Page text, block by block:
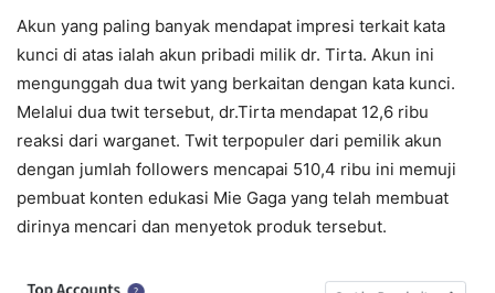
Akun yang paling banyak mendapat impresi terkait kata
kunci di atas ialah akun pribadi milik dr. Tirta. Akun ini
mengunggah dua twit yang berkaitan dengan kata kunci.
Melalui dua twit tersebut, dr.Tirta mendapat 12,6 ribu
reaksi dari warganet. Twit terpopuler dari pemilik akun
dengan jumlah followers mencapai 510,4 ribu ini memuji
pembuat konten edukasi Mie Gaga yang telah membuat
dirinya mencari dan menyetok produk tersebut.